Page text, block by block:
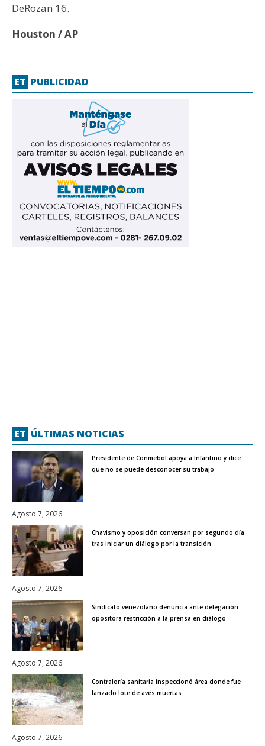
DeRozan 16.
Houston / AP
ET PUBLICIDAD
ET ÚLTIMAS NOTICIAS
Presidente de Conmebol apoya a Infantino y dice
que no se puede desconocer su trabajo
Agosto 7, 2026
Chavismo y oposición conversan por segundo día
tras iniciar un diálogo por la transición
Agosto 7, 2026
Sindicato venezolano denuncia ante delegación
opositora restricción a la prensa en diálogo
Agosto 7, 2026
Contraloría sanitaria inspeccionó área donde fue
lanzado lote de aves muertas
Agosto 7, 2026